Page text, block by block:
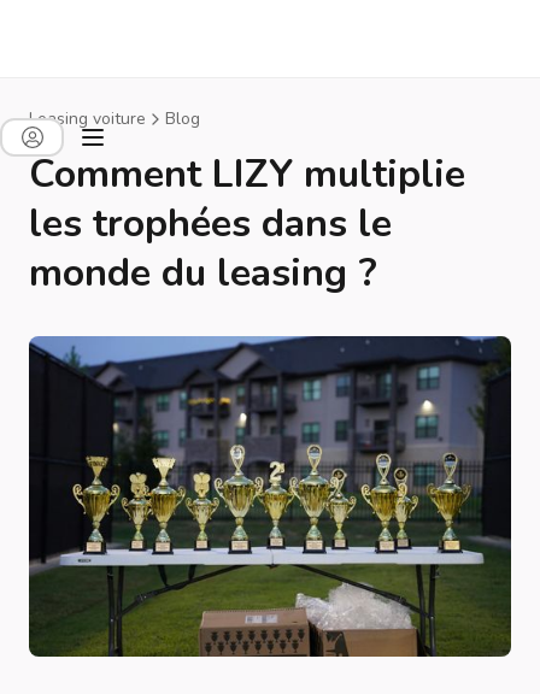
Leasing voiture Blog
Comment LIZY multiplie
les trophées dans le
monde du leasing ?